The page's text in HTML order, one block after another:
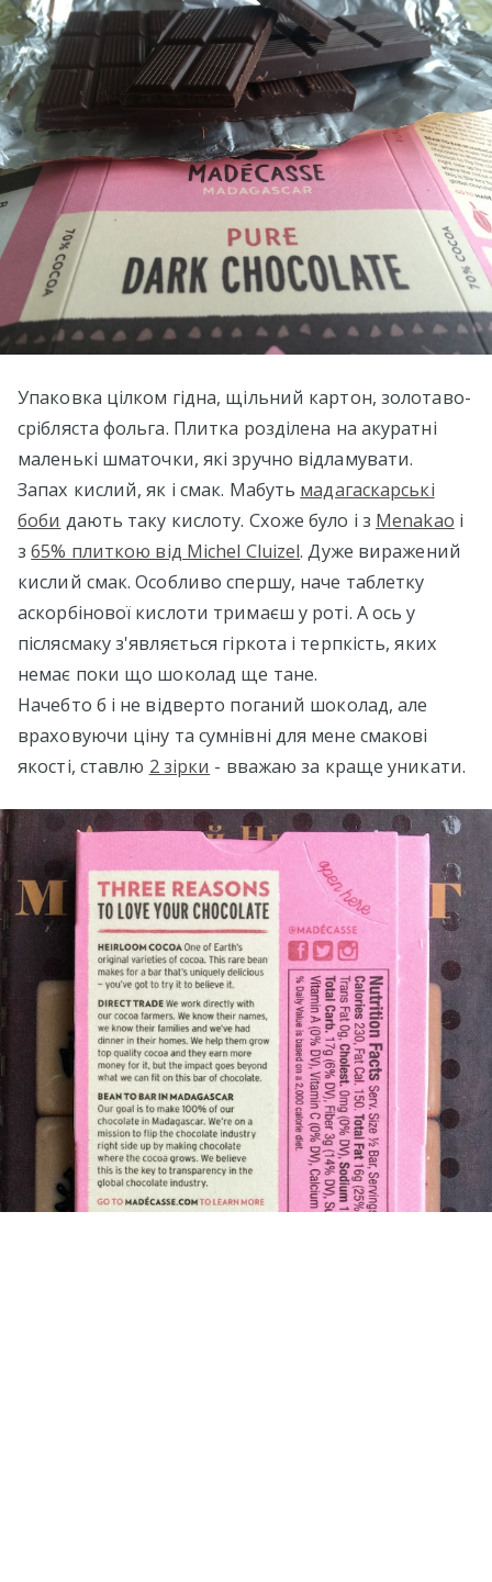
Упаковка цілком гідна, щільний картон, золотаво-
срібляста фольга. Плитка розділена на акуратні
маленькі шматочки, які зручно відламувати.
Запах кислий, як і смак. Мабуть мадагаскарські
боби дають таку кислоту. Схоже було і з Menakao і
з65% плиткою від Michel Cluizel. Дуже виражений
кислий смак. Особливо спершу, наче таблетку
аскорбінової кислоти тримаєш у роті. А ось у
післясмаку з'являється гіркота і терпкість, яких
немає поки що шоколад ще тане.
Начебто б і не відверто поганий шоколад, але
враховуючи ціну та сумнівні для мене смакові
якості, ставлю 2 зірки - вважаю за краще уникати.